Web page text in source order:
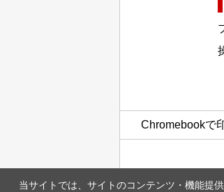
当サイトでは、サイトのコンテンツ・機能提
Chromebookで